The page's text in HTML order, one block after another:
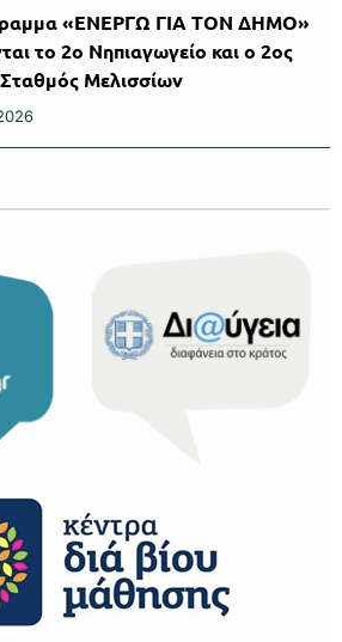
«ΕΝΕΡΓΩ ΓΙΑ ΤΟΝ ΔΗΜΟ»
το 2ο Νηπιαγωγείο και ο 2ος
Σταθμός Μελισσίων